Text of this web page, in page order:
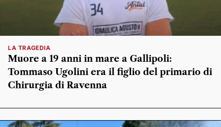
LA TRAGEDIA
Muore a 19 anni in mare a Gallipoli:
Tommaso Ugolini era il figlio del primario di
Chirurgia di Ravenna